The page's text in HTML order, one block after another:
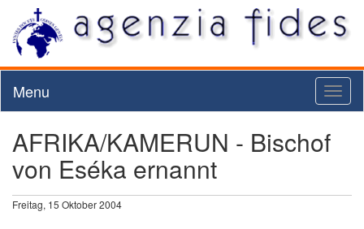
Menu
AFRIKA/KAMERUN - Bischof
von Eséka ernannt
Freitag, 15 Oktober 2004